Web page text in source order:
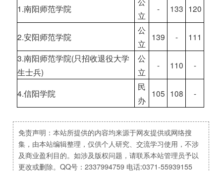
1.南阳师范学院
立
- 133 120
2.安阳师范学院
公
立
139 -
111
3.南阳师范学院(只招收退役大学
生士兵)
公
立
- 110 -
4.信阳学院
民
办
105 108 -
免责声明：本站所提供的内容均来源于网友提供或网络搜
集，由本站编辑整理，仅供个人研究、交流学习使用，不涉
及商业盈利目的。如涉及版权问题，请联系本站管理员予以
更改或删除。QQ号：2337994759 电话:0371-55939155